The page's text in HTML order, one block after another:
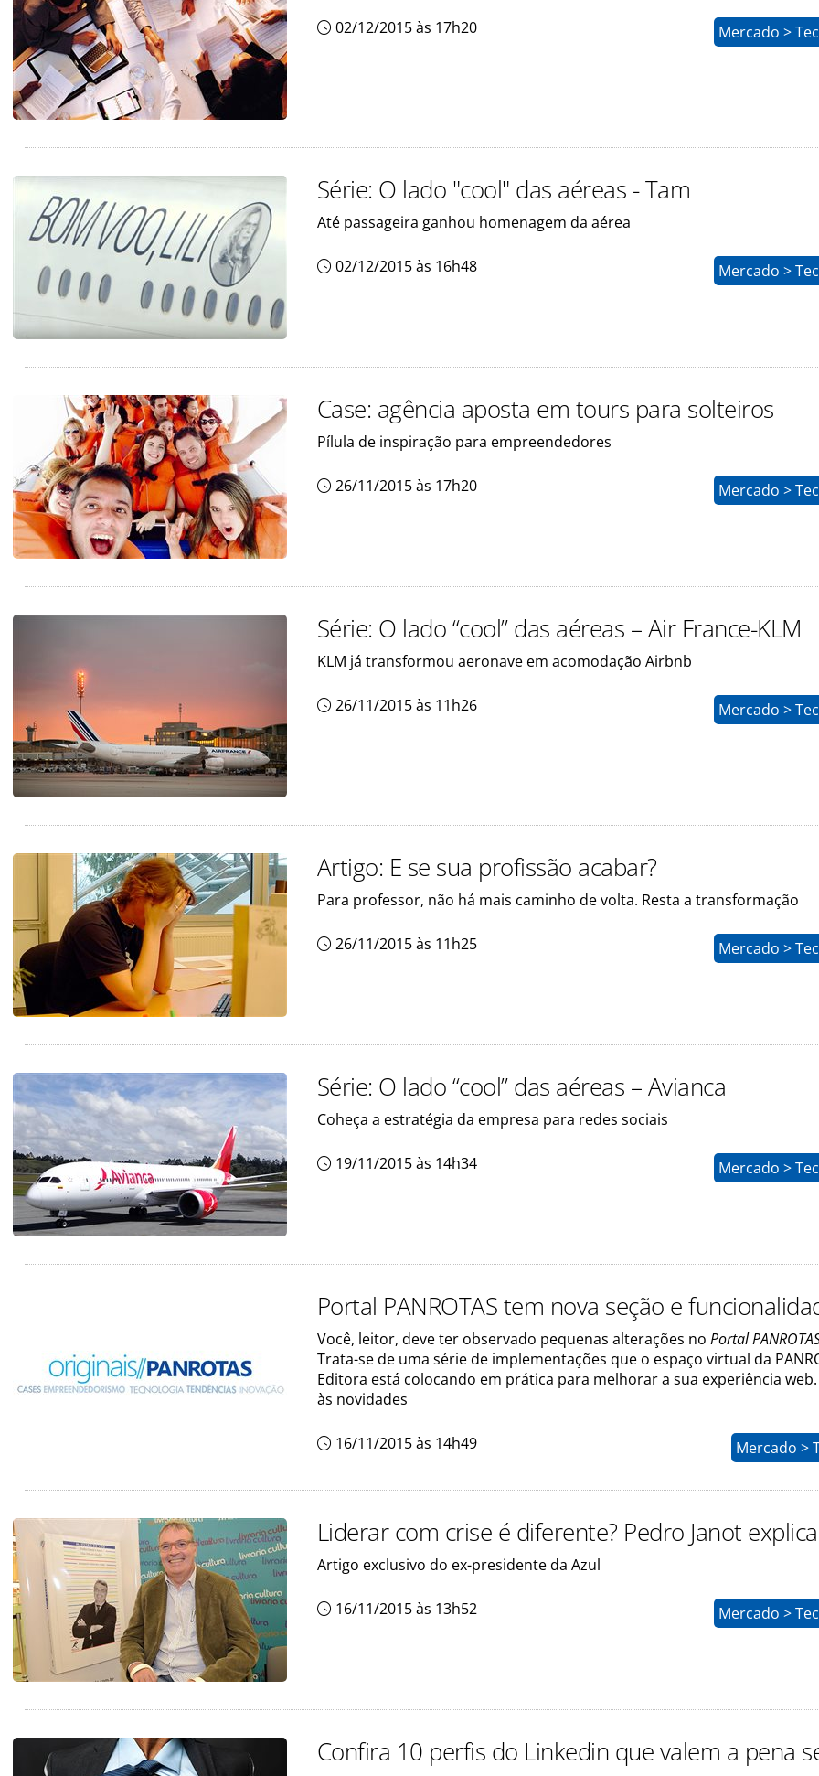
02/12/2015 às 17h20 Mercado >
Série: O lado "cool" das aéreas - Tam
Até passageira ganhou homenagem da aérea
02/12/2015 às 16h48 Mercado >
Case: agência aposta em tours para solteiros
Pílula de inspiração para empreendedores
26/11/2015 às 17h20 Mercado >
Série: O lado “cool” das aéreas – Air France-KLM
KLM já transformou aeronave em acomodação Airbnb
26/11/2015 às 11h26 Mercado >
Artigo: E se sua profissão acabar?
Para professor, não há mais caminho de volta. Resta a transformação
26/11/2015 às 11h25 Mercado >
Série: O lado “cool” das aéreas – Avianca
Coheça a estratégia da empresa para redes sociais
19/11/2015 às 14h34 Mercado >
Portal PANROTAS tem nova seção e
Você, leitor, deve ter observado pequenas alterações no Portal
Trata-se de uma série de implementações que o espaço virtual da
Editora está colocando em prática para melhorar a sua experiência
às novidades
16/11/2015 às 14h49 Mercado >
Liderar com crise é diferente? Pedro Janot explica
Artigo exclusivo do ex-presidente da Azul
16/11/2015 às 13h52 Mercado >
Confira 10 perfis do Linkedin que valem a pena